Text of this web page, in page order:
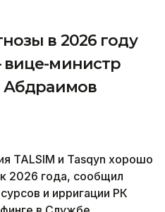
в 2026 году
министр
Абдраимов
TALSIM и Tasqyn хорошо
2026 года, сообщил
и ирригации РК